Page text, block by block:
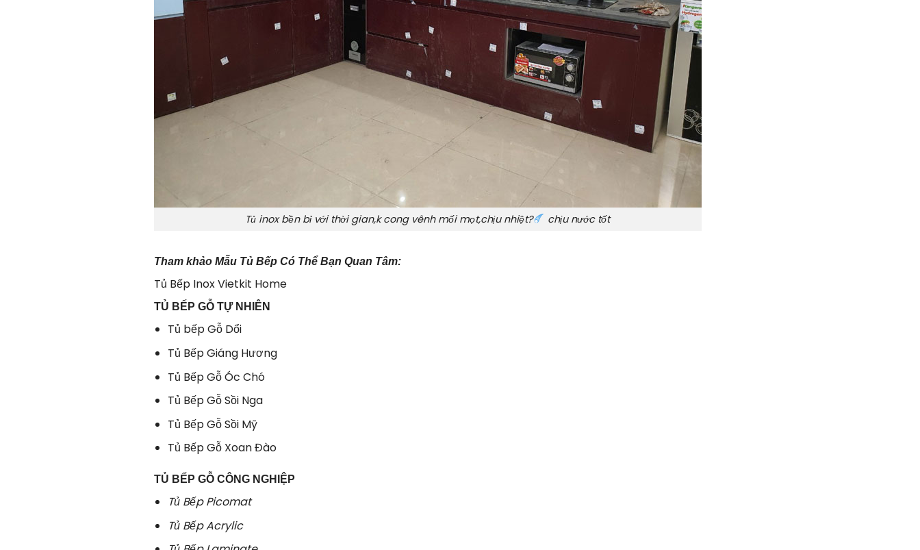
Tủ inox bền bỉ với thời gian,k cong vênh mối mọt,chịu nhiệt? chịu nước tốt
Tham khảo Mẫu Tủ Bếp Có Thể Bạn Quan Tâm:
Tủ Bếp Inox Vietkit Home
TỦ BẾP GỖ TỰ NHIÊN
Tủ bếp Gỗ Dổi
Tủ Bếp Giáng Hương
Tủ Bếp Gỗ Óc Chó
Tủ Bếp Gỗ Sồi Nga
Tủ Bếp Gỗ Sồi Mỹ
Tủ Bếp Gỗ Xoan Đào
TỦ BẾP GỖ CÔNG NGHIỆP
Tủ Bếp Picomat
Tủ Bếp Acrylic